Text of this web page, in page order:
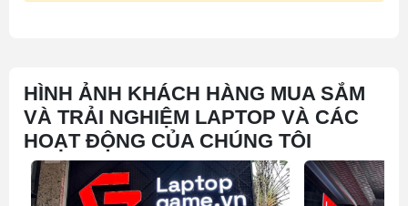
HÌNH ẢNH KHÁCH HÀNG MUA SẮM
VÀ TRẢI NGHIỆM LAPTOP VÀ CÁC
HOẠT ĐỘNG CỦA CHÚNG TÔI